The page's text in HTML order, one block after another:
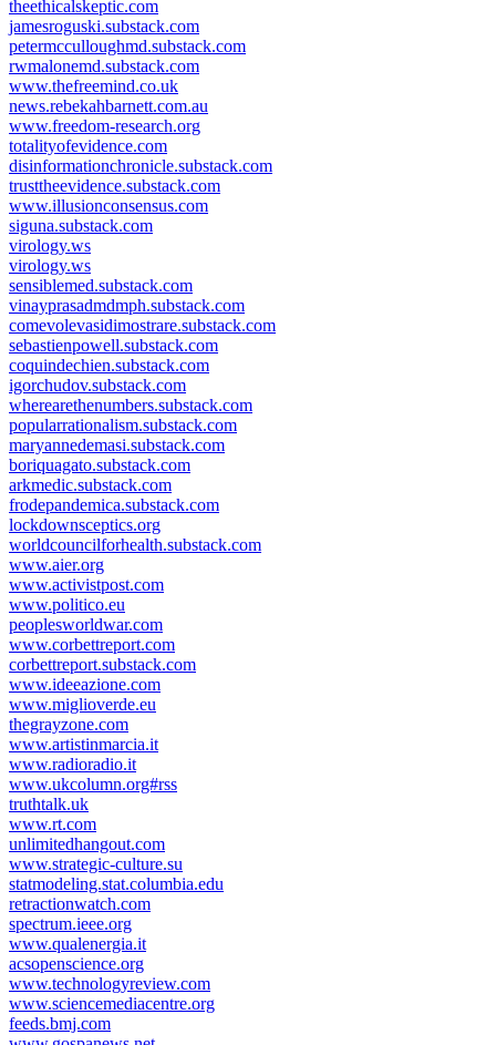
theethicalskeptic.com
jamesroguski.substack.com
petermcculloughmd.substack.com
rwmalonemd.substack.com
www.thefreemind.co.uk
news.rebekahbarnett.com.au
www.freedom-research.org
totalityofevidence.com
disinformationchronicle.substack.com
trusttheevidence.substack.com
www.illusionconsensus.com
siguna.substack.com
virology.ws
virology.ws
sensiblemed.substack.com
vinayprasadmdmph.substack.com
comevolevasidimostrare.substack.com
sebastienpowell.substack.com
coquindechien.substack.com
igorchudov.substack.com
wherearethenumbers.substack.com
popularrationalism.substack.com
maryannedemasi.substack.com
boriquagato.substack.com
arkmedic.substack.com
frodepandemica.substack.com
lockdownsceptics.org
worldcouncilforhealth.substack.com
www.aier.org
www.activistpost.com
www.politico.eu
peoplesworldwar.com
www.corbettreport.com
corbettreport.substack.com
www.ideeazione.com
www.miglioverde.eu
thegrayzone.com
www.artistinmarcia.it
www.radioradio.it
www.ukcolumn.org#rss
truthtalk.uk
www.rt.com
unlimitedhangout.com
www.strategic-culture.su
statmodeling.stat.columbia.edu
retractionwatch.com
spectrum.ieee.org
www.qualenergia.it
acsopenscience.org
www.technologyreview.com
www.sciencemediacentre.org
feeds.bmj.com